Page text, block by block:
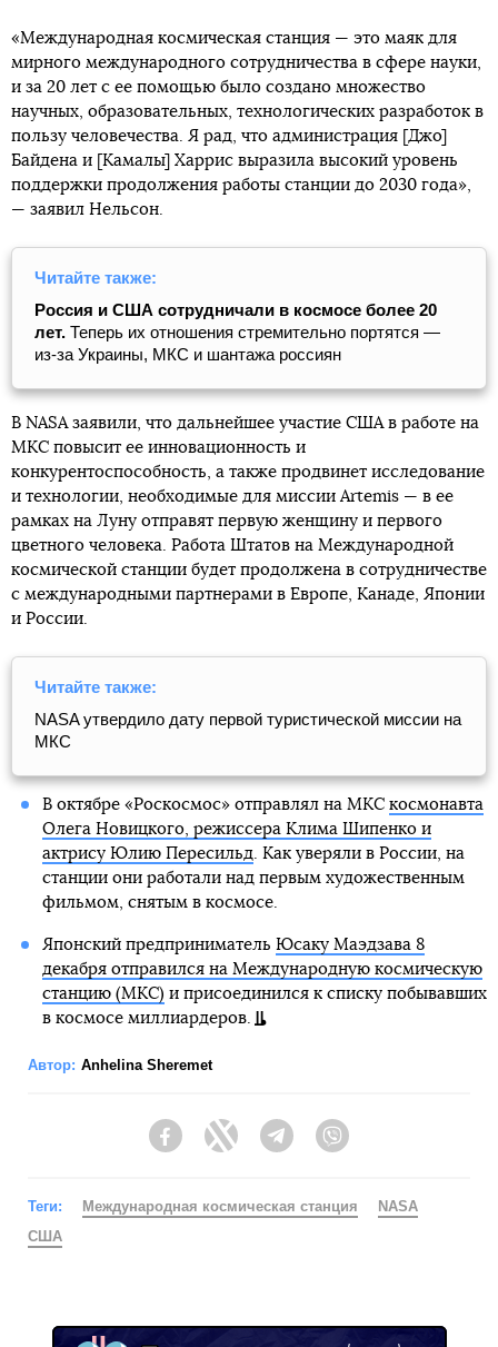
«Международная космическая станция — это маяк для
мирного международного сотрудничества в сфере науки,
и за 20 лет с ее помощью было создано множество
научных, образовательных, технологических разработок в
пользу человечества. Я рад, что администрация [Джо]
Байдена и [Камалы] Харрис выразила высокий уровень
поддержки продолжения работы станции до 2030 года»,
— заявил Нельсон.
Читайте также:
Россия и США сотрудничали в космосе более 20
лет. Теперь их отношения стремительно портятся —
из-за Украины, МКС и шантажа россиян
В NASA заявили, что дальнейшее участие США в работе на
МКС повысит ее инновационность и
конкурентоспособность, а также продвинет исследование
и технологии, необходимые для миссии Artemis — в ее
рамках на Луну отправят первую женщину и первого
цветного человека. Работа Штатов на Международной
космической станции будет продолжена в сотрудничестве
с международными партнерами в Европе, Канаде, Японии
и России.
Читайте также:
NASA утвердило дату первой туристической миссии на
МКС
В октябре «Роскосмос» отправлял на МКС космонавта
Олега Новицкого, режиссера Клима Шипенко и
актрису Юлию Пересильд. Как уверяли в России, на
станции они работали над первым художественным
фильмом, снятым в космосе.
Японский предприниматель Юсаку Маэдзава 8
декабря отправился на Международную космическую
станцию (МКС) и присоединился к списку побывавших
в космосе миллиардеров.
Автор: Anhelina Sheremet
FacebookTwitter Telegram
Теги: Международная космическая станция
NASA
США